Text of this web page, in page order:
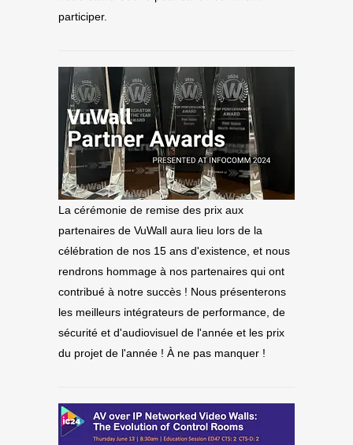
participer.
La cérémonie de remise des prix aux
partenaires de VuWall aura lieu lors de la
célébration de nos 15 ans d'existence, et nous
rendrons hommage à nos partenaires qui ont
contribué à notre succès ! Nous présenterons
les meilleurs intégrateurs de performance, de
sécurité et d'audiovisuel de l'année et les prix
du projet de l'année ! À ne pas manquer !